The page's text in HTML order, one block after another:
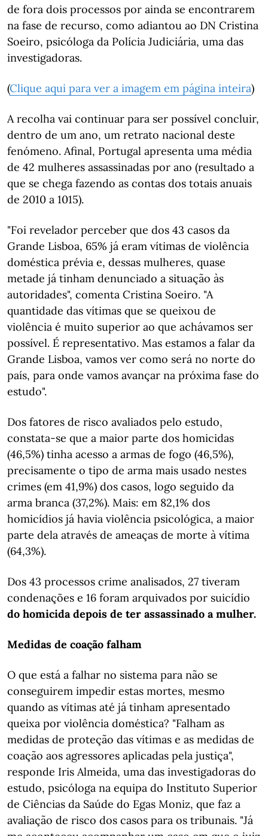
de fora dois processos por ainda se encontrarem
na fase de recurso, como adiantou ao DN Cristina
Soeiro, psicóloga da Polícia Judiciária, uma das
investigadoras.
(Clique aqui para ver a imagem em página inteira)
A recolha vai continuar para ser possível concluir,
dentro de um ano, um retrato nacional deste
fenómeno. Afinal, Portugal apresenta uma média
de 42 mulheres assassinadas por ano (resultado a
que se chega fazendo as contas dos totais anuais
de 2010 a 1015).
"Foi revelador perceber que dos 43 casos da
Grande Lisboa, 65% já eram vítimas de violência
doméstica prévia e, dessas mulheres, quase
metade já tinham denunciado a situação às
autoridades", comenta Cristina Soeiro. "A
quantidade das vítimas que se queixou de
violência é muito superior ao que achávamos ser
possível. É representativo. Mas estamos a falar da
Grande Lisboa, vamos ver como será no norte do
país, para onde vamos avançar na próxima fase do
estudo".
Dos fatores de risco avaliados pelo estudo,
constata-se que a maior parte dos homicidas
(46,5%) tinha acesso a armas de fogo (46,5%),
precisamente o tipo de arma mais usado nestes
crimes (em 41,9%) dos casos, logo seguido da
arma branca (37,2%). Mais: em 82,1% dos
homicídios já havia violência psicológica, a maior
parte dela através de ameaças de morte à vítima
(64,3%).
Dos 43 processos crime analisados, 27 tiveram
condenações e 16 foram arquivados por suicídio
do homicida depois de ter assassinado a mulher.
Medidas de coação falham
O que está a falhar no sistema para não se
conseguirem impedir estas mortes, mesmo
quando as vítimas até já tinham apresentado
queixa por violência doméstica? "Falham as
medidas de proteção das vítimas e as medidas de
coação aos agressores aplicadas pela justiça",
responde Iris Almeida, uma das investigadoras do
estudo, psicóloga na equipa do Instituto Superior
de Ciências da Saúde do Egas Moniz, que faz a
avaliação de risco dos casos para os tribunais. "Já